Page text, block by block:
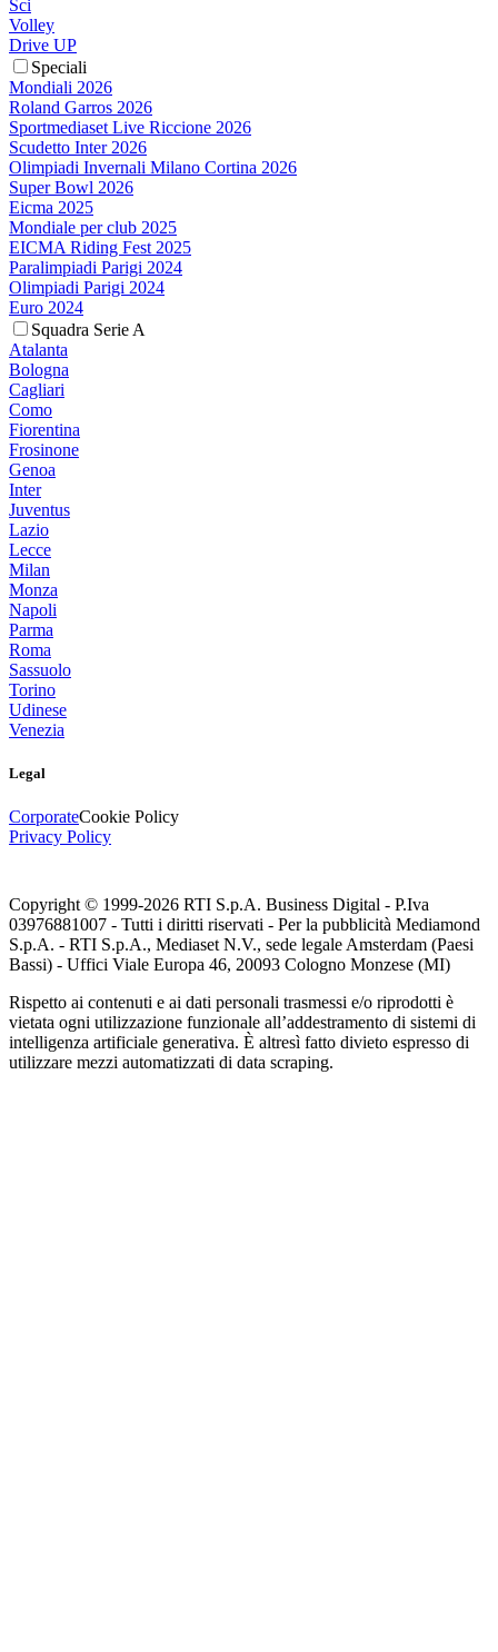
Sci
Volley
Drive UP
Speciali
Mondiali 2026
Roland Garros 2026
Sportmediaset Live Riccione 2026
Scudetto Inter 2026
Olimpiadi Invernali Milano Cortina 2026
Super Bowl 2026
Eicma 2025
Mondiale per club 2025
EICMA Riding Fest 2025
Paralimpiadi Parigi 2024
Olimpiadi Parigi 2024
Euro 2024
Squadra Serie A
Atalanta
Bologna
Cagliari
Como
Fiorentina
Frosinone
Genoa
Inter
Juventus
Lazio
Lecce
Milan
Monza
Napoli
Parma
Roma
Sassuolo
Torino
Udinese
Venezia
Legal
CorporateCookie Policy
Privacy Policy
Copyright © 1999-2026 RTI S.p.A. Business Digital - P.Iva
03976881007 - Tutti i diritti riservati - Per la pubblicità Mediamond
S.p.A. - RTI S.p.A., Mediaset N.V., sede legale Amsterdam (Paesi
Bassi) - Uffici Viale Europa 46, 20093 Cologno Monzese (MI)
Rispetto ai contenuti e ai dati personali trasmessi e/o riprodotti è
vietata ogni utilizzazione funzionale all’addestramento di sistemi di
intelligenza artificiale generativa. È altresì fatto divieto espresso di
utilizzare mezzi automatizzati di data scraping.